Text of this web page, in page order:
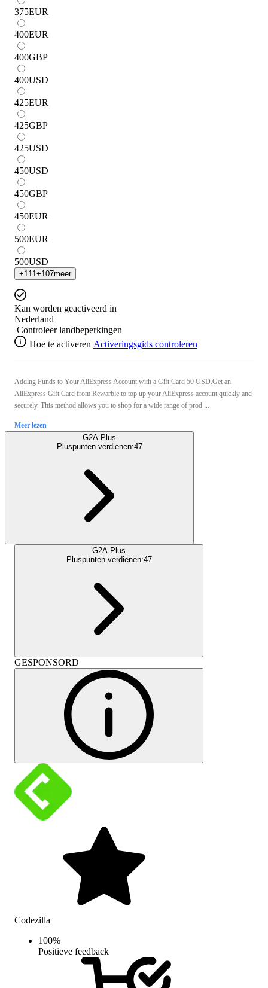
375EUR
400EUR
400GBP
400USD
425EUR
425GBP
425USD
450USD
450GBP
450EUR
500EUR
500USD
+111 +107meer
Kan worden geactiveerd in
Nederland
Controleer landbeperkingen
Hoe te activeren Activeringsgids controleren
Adding Funds to Your AliExpress Account with a Gift Card 50 USD.Get an
AliExpress Gift Card from Rewarble to top up your AliExpress account quickly and
securely. This method allows you to shop for a wide range of prod ...
Meer lezen
G2A Plus
Pluspunten verdienen:47
G2A Plus
Pluspunten verdienen:47
GESPONSORD
Codezilla
100%
Positieve feedback